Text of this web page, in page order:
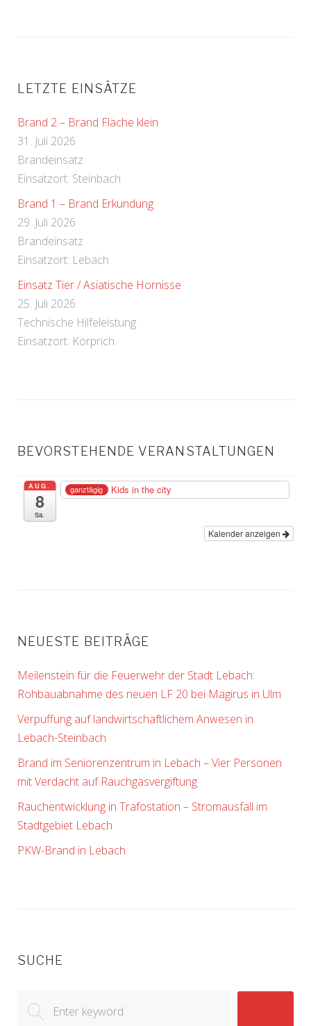
LETZTE EINSÄTZE
Brand 2 – Brand Fläche klein
31. Juli 2026
Brandeinsatz
Einsatzort: Steinbach
Brand 1 – Brand Erkundung
29. Juli 2026
Brandeinsatz
Einsatzort: Lebach
Einsatz Tier / Asiatische Hornisse
25. Juli 2026
Technische Hilfeleistung
Einsatzort: Körprich
BEVORSTEHENDE VERANSTALTUNGEN
AUG.
8
Sa.
ganztägig Kids in the city
Kalender anzeigen
NEUESTE BEITRÄGE
Meilenstein für die Feuerwehr der Stadt Lebach:
Rohbauabnahme des neuen LF 20 bei Magirus in Ulm
Verpuffung auf landwirtschaftlichem Anwesen in
Lebach-Steinbach
Brand im Seniorenzentrum in Lebach – Vier Personen
mit Verdacht auf Rauchgasvergiftung
Rauchentwicklung in Trafostation – Stromausfall im
Stadtgebiet Lebach
PKW-Brand in Lebach
SUCHE
for: